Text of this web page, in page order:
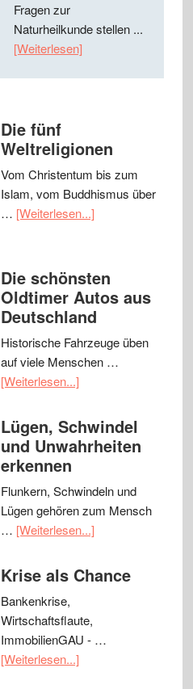
Fragen zur
Naturheilkunde stellen ...
[Weiterlesen]
Die fünf
Weltreligionen
Vom Christentum bis zum
Islam, vom Buddhismus über
… [Weiterlesen...]
Die schönsten
Oldtimer Autos aus
Deutschland
Historische Fahrzeuge üben
auf viele Menschen …
[Weiterlesen...]
Lügen, Schwindel
und Unwahrheiten
erkennen
Flunkern, Schwindeln und
Lügen gehören zum Mensch
… [Weiterlesen...]
Krise als Chance
Bankenkrise,
Wirtschaftsflaute,
ImmobilienGAU - …
[Weiterlesen...]